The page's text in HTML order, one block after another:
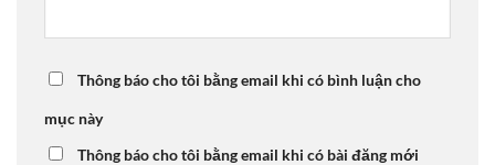
Thông báo cho tôi bằng email khi có bình luận cho
mục này
Thông báo cho tôi bằng email khi có bài đăng mới